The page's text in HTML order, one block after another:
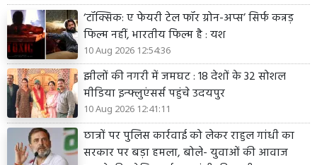
‘टॉक्सिक: ए फेयरी टेल फॉर ग्रोन-अप्स’ सिर्फ कन्नड़
फिल्म नहीं, भारतीय फिल्म है : यश
10 Aug 2026 12:54:36
झीलों की नगरी में जमघट : 18 देशों के 32 सोशल
मीडिया इन्फ्लुएंसर्स पहुंचे उदयपुर
10 Aug 2026 12:41:11
छात्रों पर पुलिस कार्रवाई को लेकर राहुल गांधी का
सरकार पर बड़ा हमला, बोले- युवाओं की आवाज